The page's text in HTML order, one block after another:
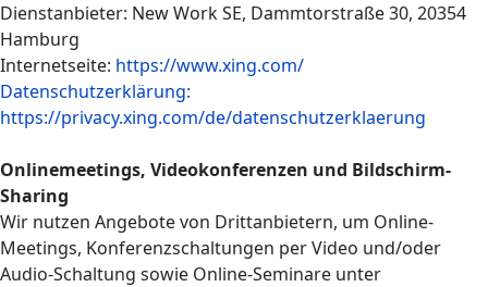
Dienstanbieter: New Work SE, Dammtorstraße 30, 20354
Hamburg
Internetseite: https://www.xing.com/
Datenschutzerklärung:
https://privacy.xing.com/de/datenschutzerklaerung
Onlinemeetings, Videokonferenzen und Bildschirm-
Sharing
Wir nutzen Angebote von Drittanbietern, um Online-
Meetings, Konferenzschaltungen per Video und/oder
Audio-Schaltung sowie Online-Seminare unter